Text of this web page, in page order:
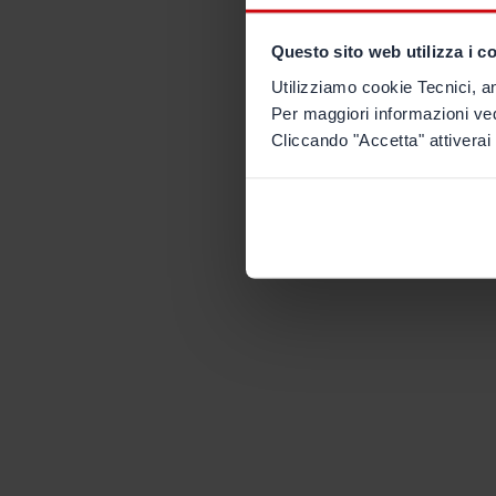
Questo sito web utilizza i
Utilizziamo cookie Tecnici,
Per maggiori informazioni
Cliccando "Accetta"